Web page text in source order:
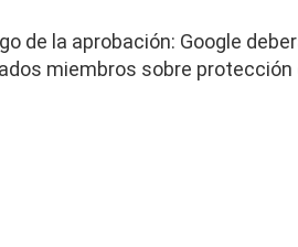
de la aprobación: Google
miembros sobre protección